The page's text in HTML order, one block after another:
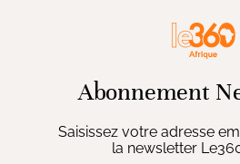
Abonnement
Saisissez votre adresse
la newsletter